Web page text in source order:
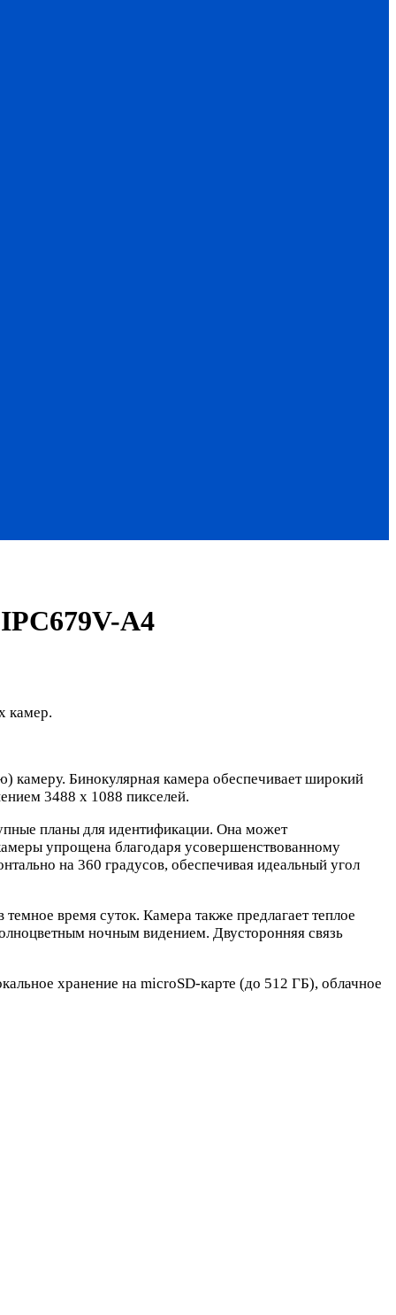
A4
камер.
Бинокулярная камера обеспечивает широкий
3488 x 1088 пикселей.
планы для идентификации. Она может
упрощена благодаря усовершенствованному
на 360 градусов, обеспечивая идеальный угол
время суток. Камера также предлагает теплое
ночным видением. Двусторонняя связь
хранение на microSD-карте (до 512 ГБ), облачное